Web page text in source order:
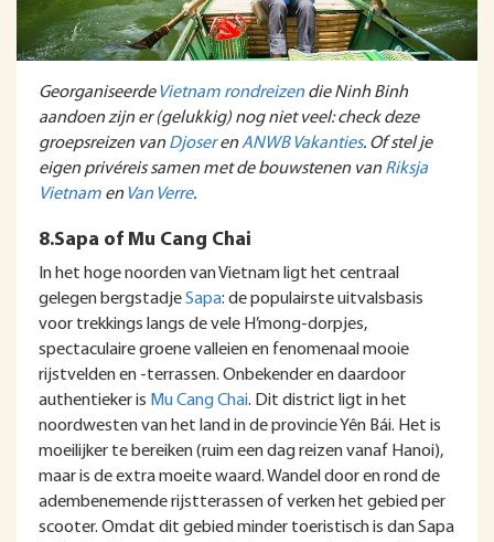
GeorganiseerdeVietnam rondreizendie Ninh Binh
aandoen zijn er (gelukkig) nog niet veel: check deze
groepsreizen vanDjoserenANWB Vakanties. Of stel je
eigen privéreis samen met de bouwstenen vanRiksja
Vietnam enVan Verre.
8.Sapa of Mu Cang Chai
In het hoge noorden van Vietnam ligt het centraal
gelegen bergstadjeSapa: de populairste uitvalsbasis
voor trekkings langs de vele H’mong-dorpjes,
spectaculaire groene valleien en fenomenaal mooie
rijstvelden en -terrassen. Onbekender en daardoor
authentieker is Mu Cang Chai. Dit district ligt in het
noordwesten van het land in de provincie Yên Bái. Het is
moeilijker te bereiken (ruim een dag reizen vanaf Hanoi),
maar is de extra moeite waard. Wandel door en rond de
adembenemende rijstterassen of verken het gebied per
scooter. Omdat dit gebied minder toeristisch is dan Sapa